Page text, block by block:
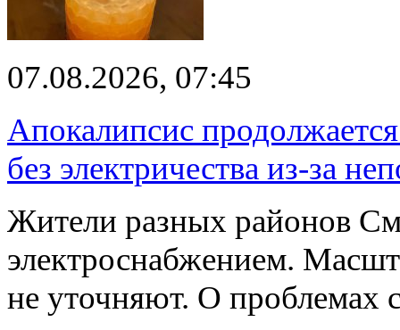
07.08.2026, 07:45
Апокалипсис
без электричества из-за
Жители разных районов
электроснабжением.
не уточняют. О проблемах